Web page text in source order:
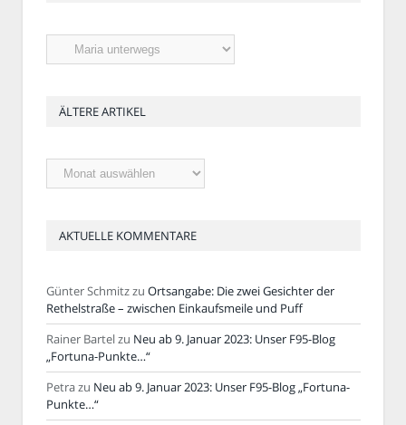
Rubriken
ÄLTERE ARTIKEL
Ältere
Artikel
AKTUELLE KOMMENTARE
Günter Schmitzzu Ortsangabe: Die zwei Gesichter der
Rethelstraße – zwischen Einkaufsmeile und Puff
Rainer Bartelzu Neu ab 9. Januar 2023: Unser F95-Blog
„Fortuna-Punkte…“
Petrazu Neu ab 9. Januar 2023: Unser F95-Blog „Fortuna-
Punkte…“